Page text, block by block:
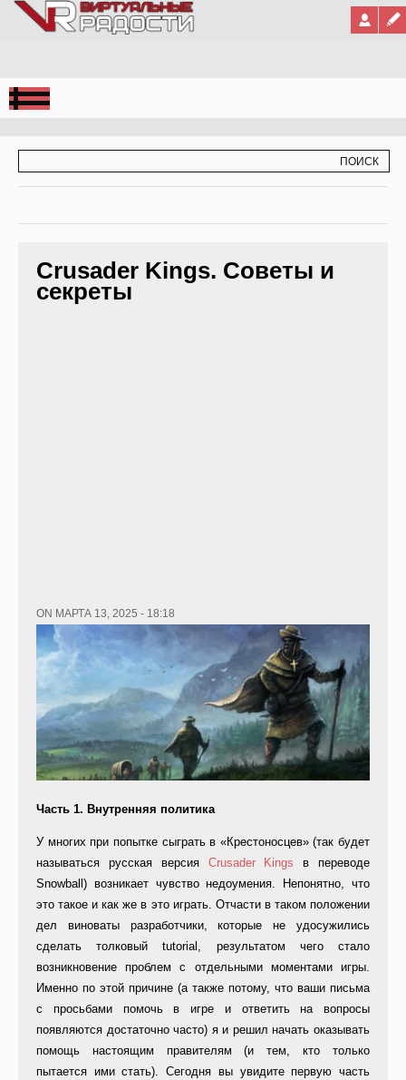
Jump to Navigation
Crusader Kings. Советы и
секреты
ON МАРТА 13, 2025 - 18:18
Часть 1. Внутренняя политика
У многих при попытке сыграть в «Крестоносцев» (так будет
на­зываться русская версия Crusader Kings в переводе
Snowball) возникает чувство не­доумения. Непонятно, что
это такое и как же в это играть. От­части в таком положении
дел виноваты разработчики, кото­рые не удосужились
сделать толковый tutorial, результатом чего стало
возникновение про­блем с отдельными моментами игры.
Именно по этой причине (а также потому, что ваши пись­ма
с просьбами помочь в игре и ответить на вопросы
появляются достаточно часто) я и решил начать оказывать
помощь настоящим правителям (и тем, кто только
пытается ими стать). Сегодня вы увидите первую часть